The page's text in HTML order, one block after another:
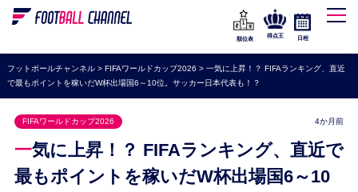
WEリーグ
海外サッカー
プレミアリーグ
ラ・リーガ
セリエA
ブンデスリーガ
順位表
得点王 日程
フットボールチャンネル> FIFAワールドカップ2026 > 一気に上昇！？ FIFAランキング、直近
で最もポイントを稼いだW杯出場国6～10位。サッカー日本代表も！？
FIFAワールドカップ2026 4か月前
一気に上昇！？ FIFAランキング、直近で
最もポイントを稼いだW杯出場国6～10